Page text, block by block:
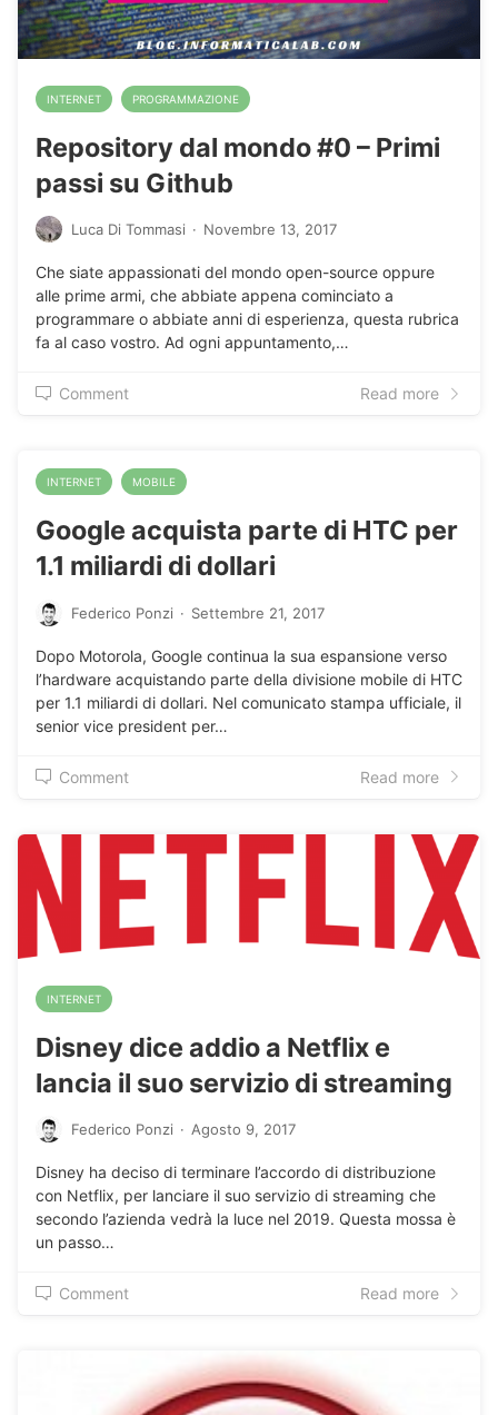
INTERNET PROGRAMMAZIONE
Repository dal mondo #0 – Primi
passi su Github
Luca Di Tommasi · Novembre 13, 2017
Che siate appassionati del mondo open-source oppure
alle prime armi, che abbiate appena cominciato a
programmare o abbiate anni di esperienza, questa rubrica
fa al caso vostro. Ad ogni appuntamento,…
Comment Read more
INTERNET MOBILE
Google acquista parte di HTC per
1.1 miliardi di dollari
Federico Ponzi · Settembre 21, 2017
Dopo Motorola, Google continua la sua espansione verso
l’hardware acquistando parte della divisione mobile di HTC
per 1.1 miliardi di dollari. Nel comunicato stampa ufficiale, il
senior vice president per…
Comment Read more
INTERNET
Disney dice addio a Netflix e
lancia il suo servizio di streaming
Federico Ponzi · Agosto 9, 2017
Disney ha deciso di terminare l’accordo di distribuzione
con Netflix, per lanciare il suo servizio di streaming che
secondo l’azienda vedrà la luce nel 2019. Questa mossa è
un passo…
Comment Read more